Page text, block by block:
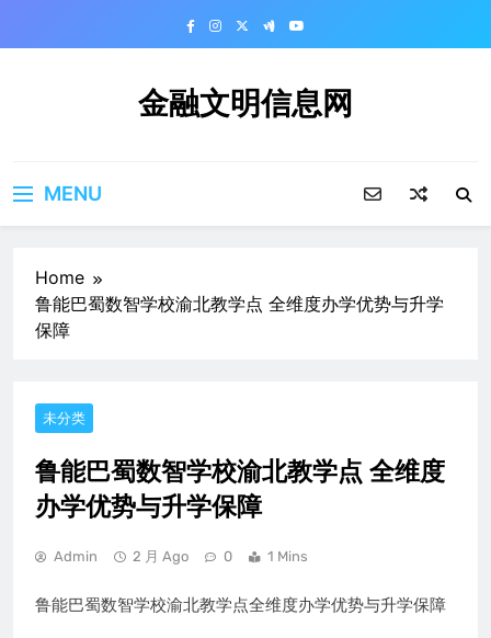
金融文明信息网
MENU
Home
鲁能巴蜀数智学校渝北教学点 全维度办学优势与升学
保障
未分类
鲁能巴蜀数智学校渝北教学点 全维度
办学优势与升学保障
Admin 2 月 Ago 0 1 Mins
鲁能巴蜀数智学校渝北教学点全维度办学优势与升学保障